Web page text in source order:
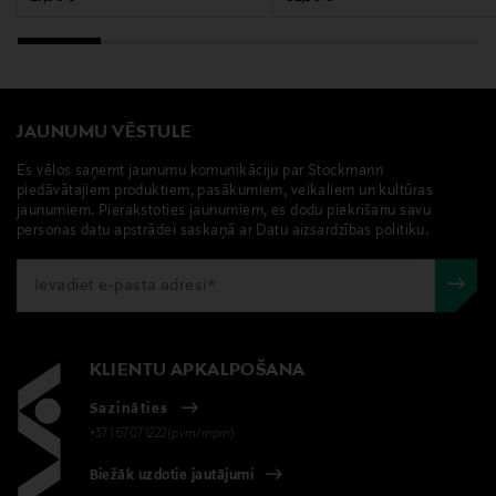
JAUNUMU VĒSTULE
Es vēlos saņemt jaunumu komunikāciju par Stockmann
piedāvātajiem produktiem, pasākumiem, veikaliem un kultūras
jaunumiem. Pierakstoties jaunumiem, es dodu piekrišanu savu
personas datu apstrādei saskaņā ar Datu aizsardzības politiku.
KLIENTU APKALPOŠANA
Sazināties
+371 67071222(pvm/mpm)
Biežāk uzdotie jautājumi